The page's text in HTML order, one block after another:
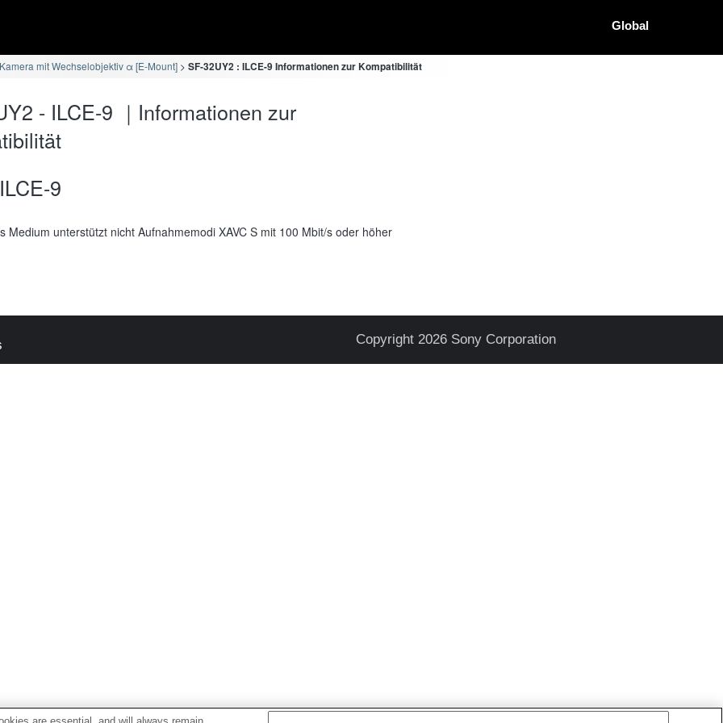
Global
mit Wechselobjektiv α [E-Mount] SF-32UY2 : ILCE-9 Informationen zur Kompatibilität
- ILCE-9 ｜Informationen zur
ILCE-9
Medium unterstützt nicht Aufnahmemodi XAVC S mit 100 Mbit/s oder höher
Copyright 2026 Sony Corporation